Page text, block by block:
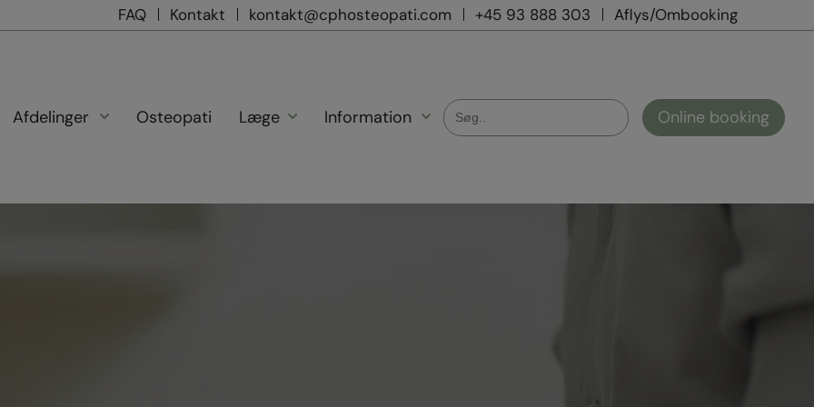
FAQ Kontakt kontakt@cphosteopati.com +45 93 888 303 Aflys/Ombooking
Afdelinger Osteopati Læge Information
Search
for: Online booking